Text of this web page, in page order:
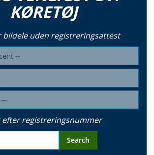
KØRETØJ
bildele uden registreringsattest
efter registreringsnummer
Search